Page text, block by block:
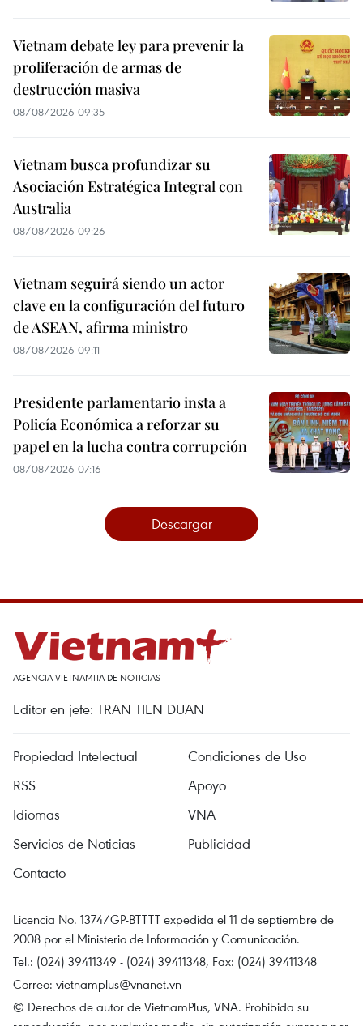
Vietnam debate ley para prevenir la
proliferación de armas de
destrucción masiva
08/08/2026 09:35
Vietnam busca profundizar su
Asociación Estratégica Integral con
Australia
08/08/2026 09:26
Vietnam seguirá siendo un actor
clave en la configuración del futuro
de ASEAN, afirma ministro
08/08/2026 09:11
Presidente parlamentario insta a
Policía Económica a reforzar su
papel en la lucha contra corrupción
08/08/2026 07:16
Descargar
AGENCIA VIETNAMITA DE NOTICIAS
Editor en jefe: TRAN TIEN DUAN
Propiedad Intelectual
Condiciones de Uso
RSS
Apoyo
Idiomas
VNA
Servicios de Noticias
Publicidad
Contacto
Licencia No. 1374/GP-BTTTT expedida el 11 de septiembre de
2008 por el Ministerio de Información y Comunicación.
Tel.: (024) 39411349 - (024) 39411348, Fax: (024) 39411348
Correo: vietnamplus@vnanet.vn
© Derechos de autor de VietnamPlus, VNA. Prohibida su